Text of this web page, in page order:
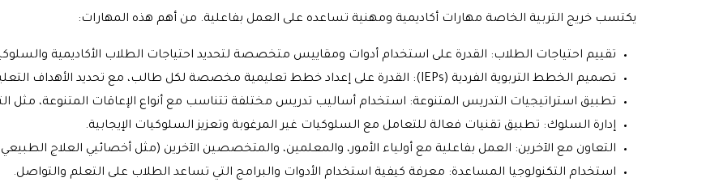
يكتسب خريج التربية الخاصة مهارات أكاديمية ومهنية تساعده على العمل بفاعلية. من أهم هذه المهارات:
تقييم احتياجات الطلاب: القدرة على استخدام أدوات ومقاييس متخصصة لتحديد احتياجات الطلاب الأكاديمية
تصميم الخطط التربوية الفردية (IEPs): القدرة على إعداد خطط تعليمية مخصصة لكل طالب، مع تحديد الأهداف التعليمية وطرق تحقيقها.
تطبيق استراتيجيات التدريس المتنوعة: استخدام أساليب تدريس مختلفة تتناسب مع أنواع الإعاقات المتنوعة، مثل
إدارة السلوك: تطبيق تقنيات فعالة للتعامل مع السلوكيات غير المرغوبة وتعزيز السلوكيات الإيجابية.
التعاون مع الآخرين: العمل بفاعلية مع أولياء الأمور، والمعلمين، والمتخصصين الآخرين (مثل أخصائيي العلاج
استخدام التكنولوجيا المساعدة: معرفة كيفية استخدام الأدوات والبرامج التي تساعد الطلاب على التعلم والتواصل.